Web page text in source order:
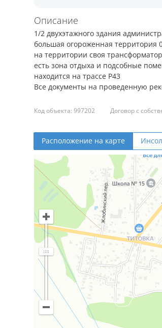
Описание
1/2 двухэтажного здания
большая огороженная территория
на территории своя
есть зона отдыха и подсобные
находится на трассе Р43
Все документы на проведенную
Код объекта: 997202 Договор с
Расположение на карте